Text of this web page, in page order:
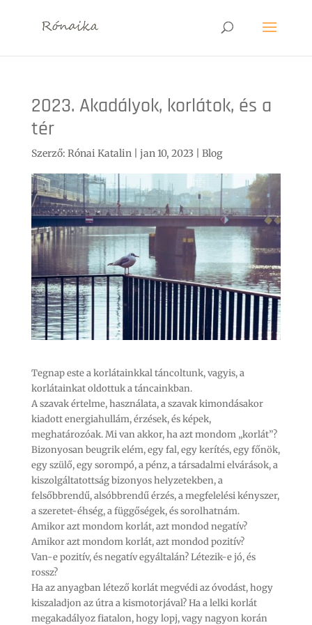
2023. Akadályok, korlátok, és a
tér
Szerző: Rónai Katalin| jan 10, 2023 Blog
Tegnap este a korlátainkkal táncoltunk, vagyis, a
korlátainkat oldottuk a táncainkban.
A szavak értelme, használata, a szavak kimondásakor
kiadott energiahullám, érzések, és képek,
meghatározóak. Mi van akkor, ha azt mondom „korlát”?
Bizonyosan beugrik elém, egy fal, egy kerítés, egy főnök,
egy szülő, egy sorompó, a pénz, a társadalmi elvárások, a
kiszolgáltatottság bizonyos helyzetekben, a
felsőbbrendű, alsóbbrendű érzés, a megfelelési kényszer,
a szeretet-éhség, a függőségek, és sorolhatnám.
Amikor azt mondom korlát, azt mondod negatív?
Amikor azt mondom korlát, azt mondod pozitív?
Van-e pozitív, és negatív egyáltalán? Létezik-e jó, és
rossz?
Ha az anyagban létező korlát megvédi az óvodást, hogy
kiszaladjon az útra a kismotorjával? Ha a lelki korlát
megakadályoz fiatalon, hogy lopj, vagy nagyon korán